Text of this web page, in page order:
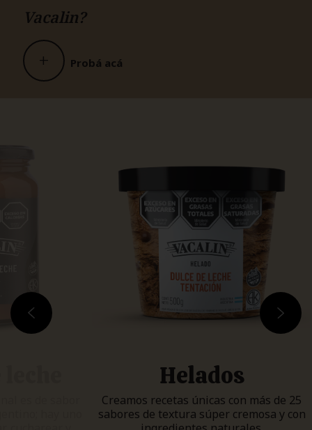
Vacalin?
+ Probá acá
Previous
Helados
Creamos recetas únicas con más de 25
sabores de textura súper cremosa y con
Next